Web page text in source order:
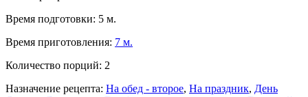
Время подготовки: 5 м.
Время приготовления: 7 м.
Количество порций: 2
Назначение рецепта: На обед - второе, На праздник, День